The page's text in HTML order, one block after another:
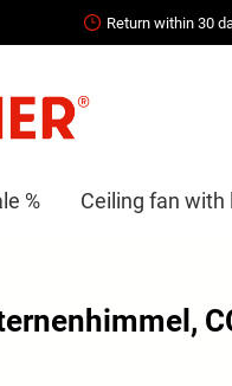
Return within 30
% Ceiling fan with